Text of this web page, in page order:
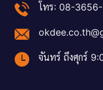
โทร: 08-
จันทร์ ถึงศุกร์